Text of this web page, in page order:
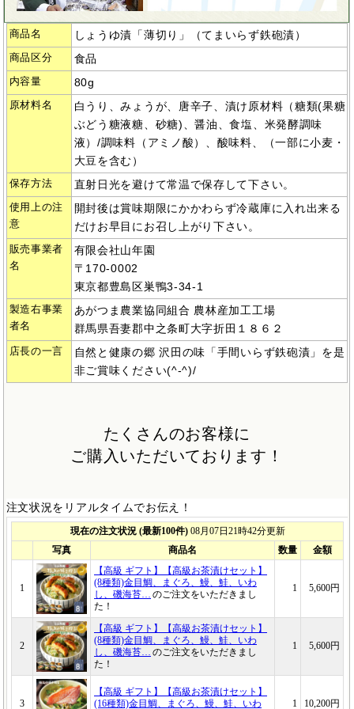
商品名 しょうゆ漬「薄切り」（てまいらず鉄砲漬）
商品区分 食品
内容量 80g
原材料名
白うり、みょうが、唐辛子、漬け原材料（糖類(果糖
ぶどう糖液糖、砂糖)、醤油、食塩、米発酵調味
液）/調味料（アミノ酸）、酸味料、（一部に小麦・
大豆を含む）
保存方法 直射日光を避けて常温で保存して下さい。
使用上の注
意
開封後は賞味期限にかかわらず冷蔵庫に入れ出来る
だけお早目にお召し上がり下さい。
販売事業者
名
有限会社山年園
〒170-0002
東京都豊島区巣鴨3-34-1
製造右事業
者名
あがつま農業協同組合 農林産加工工場
群馬県吾妻郡中之条町大字折田１８６２
店長の一言
自然と健康の郷 沢田の味「手間いらず鉄砲漬」を是
非ご賞味ください(^-^)/
たくさんのお客様に
ご購入いただいております！
注文状況をリアルタイムでお伝え！